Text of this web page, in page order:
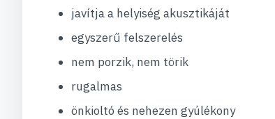
javítja a helyiség akusztikáját
egyszerű felszerelés
nem porzik, nem törik
rugalmas
önkioltó és nehezen gyúlékony